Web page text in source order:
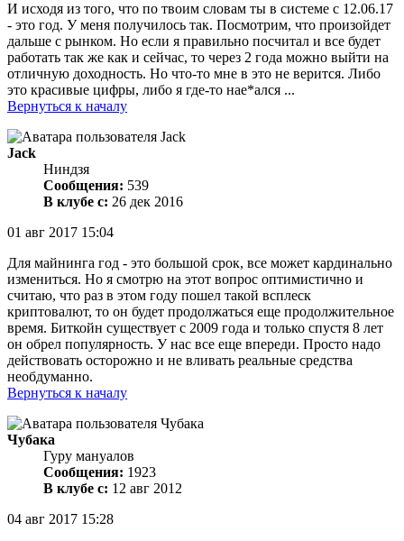
И исходя из того, что по твоим словам ты в системе с 12.06.17
- это год. У меня получилось так. Посмотрим, что произойдет
дальше с рынком. Но если я правильно посчитал и все будет
работать так же как и сейчас, то через 2 года можно выйти на
отличную доходность. Но что-то мне в это не верится. Либо
это красивые цифры, либо я где-то нае*ался ...
Вернуться к началу
Jack
Ниндзя
Сообщения: 539
В клубе с: 26 дек 2016
01 авг 2017 15:04
Для майнинга год - это большой срок, все может кардинально
измениться. Но я смотрю на этот вопрос оптимистично и
считаю, что раз в этом году пошел такой всплеск
криптовалют, то он будет продолжаться еще продолжительное
время. Биткойн существует с 2009 года и только спустя 8 лет
он обрел популярность. У нас все еще впереди. Просто надо
действовать осторожно и не вливать реальные средства
необдуманно.
Вернуться к началу
Чубака
Гуру мануалов
Сообщения: 1923
В клубе с: 12 авг 2012
04 авг 2017 15:28